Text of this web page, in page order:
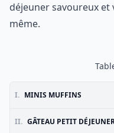
déjeuner savoureux et
même.
I. MINIS MUFFINS
II. GÂTEAU PETIT